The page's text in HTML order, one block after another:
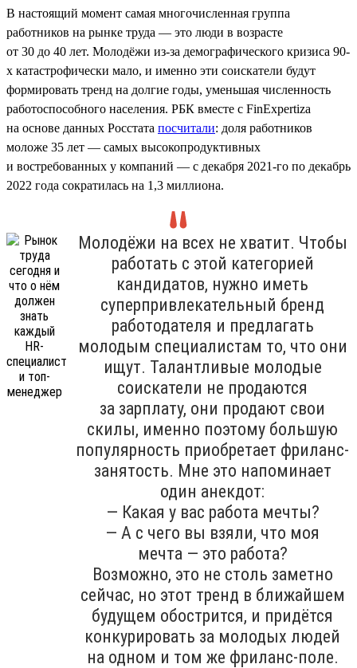
В настоящий момент самая многочисленная группа
работников на рынке труда — это люди в возрасте
от 30 до 40 лет. Молодёжи из-за демографического кризиса 90-
х катастрофически мало, и именно эти соискатели будут
формировать тренд на долгие годы, уменьшая численность
работоспособного населения. РБК вместе с FinExpertiza
на основе данных Росстата посчитали: доля работников
моложе 35 лет — самых высокопродуктивных
и востребованных у компаний — с декабря 2021-го по декабрь
2022 года сократилась на 1,3 миллиона.
Молодёжи на всех не хватит. Чтобы
работать с этой категорией
кандидатов, нужно иметь
суперпривлекательный бренд
работодателя и предлагать
молодым специалистам то, что они
ищут. Талантливые молодые
соискатели не продаются
за зарплату, они продают свои
скилы, именно поэтому большую
популярность приобретает фриланс-
занятость. Мне это напоминает
один анекдот:
— Какая у вас работа мечты?
— А с чего вы взяли, что моя
мечта — это работа?
Возможно, это не столь заметно
сейчас, но этот тренд в ближайшем
будущем обострится, и придётся
конкурировать за молодых людей
на одном и том же фриланс-поле.